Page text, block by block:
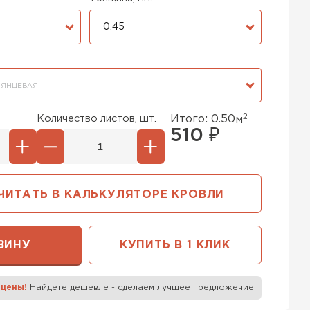
0.45
Количество листов, шт. Итого: 0.50м2
510 ₽
В КАЛЬКУЛЯТОРЕ КРОВЛИ
КУПИТЬ В 1 КЛИК
Найдете дешевле - сделаем лучшее предложение